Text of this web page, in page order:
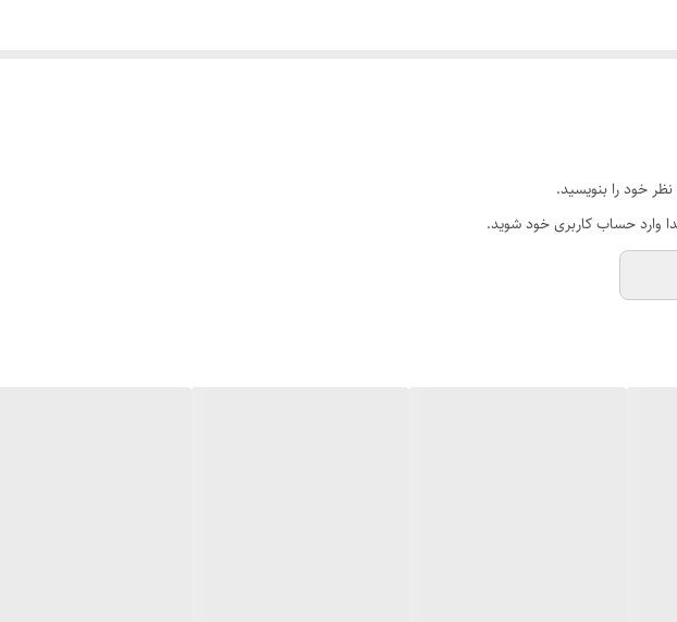
خود را بنویسید.
وارد حساب کاربری خود شوید.